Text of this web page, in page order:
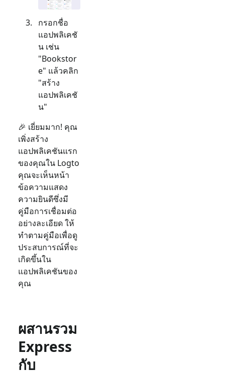
กรอกชื่อ
แอปพลิเคชั
น เช่น
"Bookstor
e" แล้วคลิก
"สร้าง
แอปพลิเคชั
น"
🎉 เยี่ยมมาก! คุณ
เพิ่งสร้าง
แอปพลิเคชันแรก
ของคุณใน Logto
คุณจะเห็นหน้า
ข้อความแสดง
ความยินดีซึ่งมี
คู่มือการเชื่อมต่อ
อย่างละเอียด ให้
ทำตามคู่มือเพื่อดู
ประสบการณ์ที่จะ
เกิดขึ้นใน
แอปพลิเคชันของ
คุณ
ผสานรวม
Express
กับ